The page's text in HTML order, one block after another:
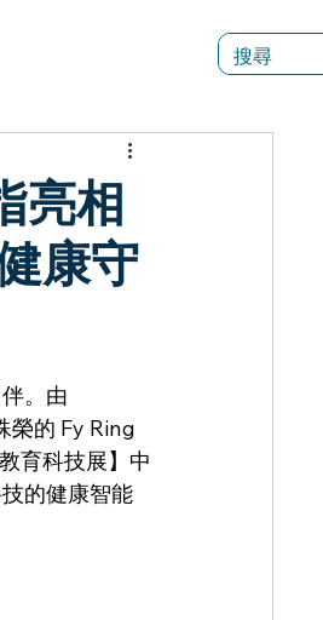
亮相
康守
。由
榮的 Fy Ring
育科技展】中
的健康智能